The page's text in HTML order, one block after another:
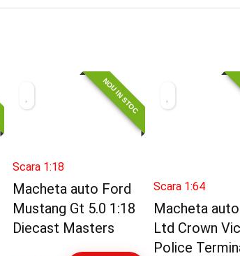
NOU IN STOC
Scara 1:18
Macheta auto Ford
Mustang Gt 5.0 1:18
Diecast Masters
Scara 1:64
Macheta
Ltd Crown
Police